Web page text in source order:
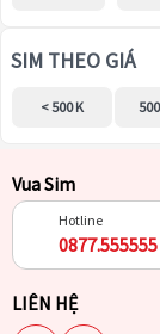
SIM THEO GIÁ
< 500 K
Vua Sim
Hotline
0877.555555
LIÊN HỆ